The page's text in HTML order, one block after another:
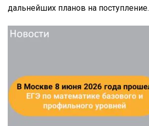
дальнейших планов на поступление.